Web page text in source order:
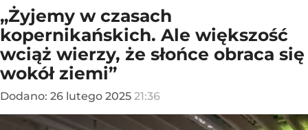
„Żyjemy w czasach
kopernikańskich. Ale większość
wciąż wierzy, że słońce obraca się
wokół ziemi”
Dodano: 26 lutego 2025 21:36